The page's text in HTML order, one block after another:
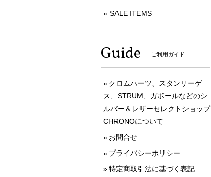
SALE ITEMS
Guide ご利用ガイド
クロムハーツ、スタンリーゲ
ス、STRUM、ガボールなどのシ
ルバー＆レザーセレクトショップ
CHRONOについて
お問合せ
プライバシーポリシー
特定商取引法に基づく表記